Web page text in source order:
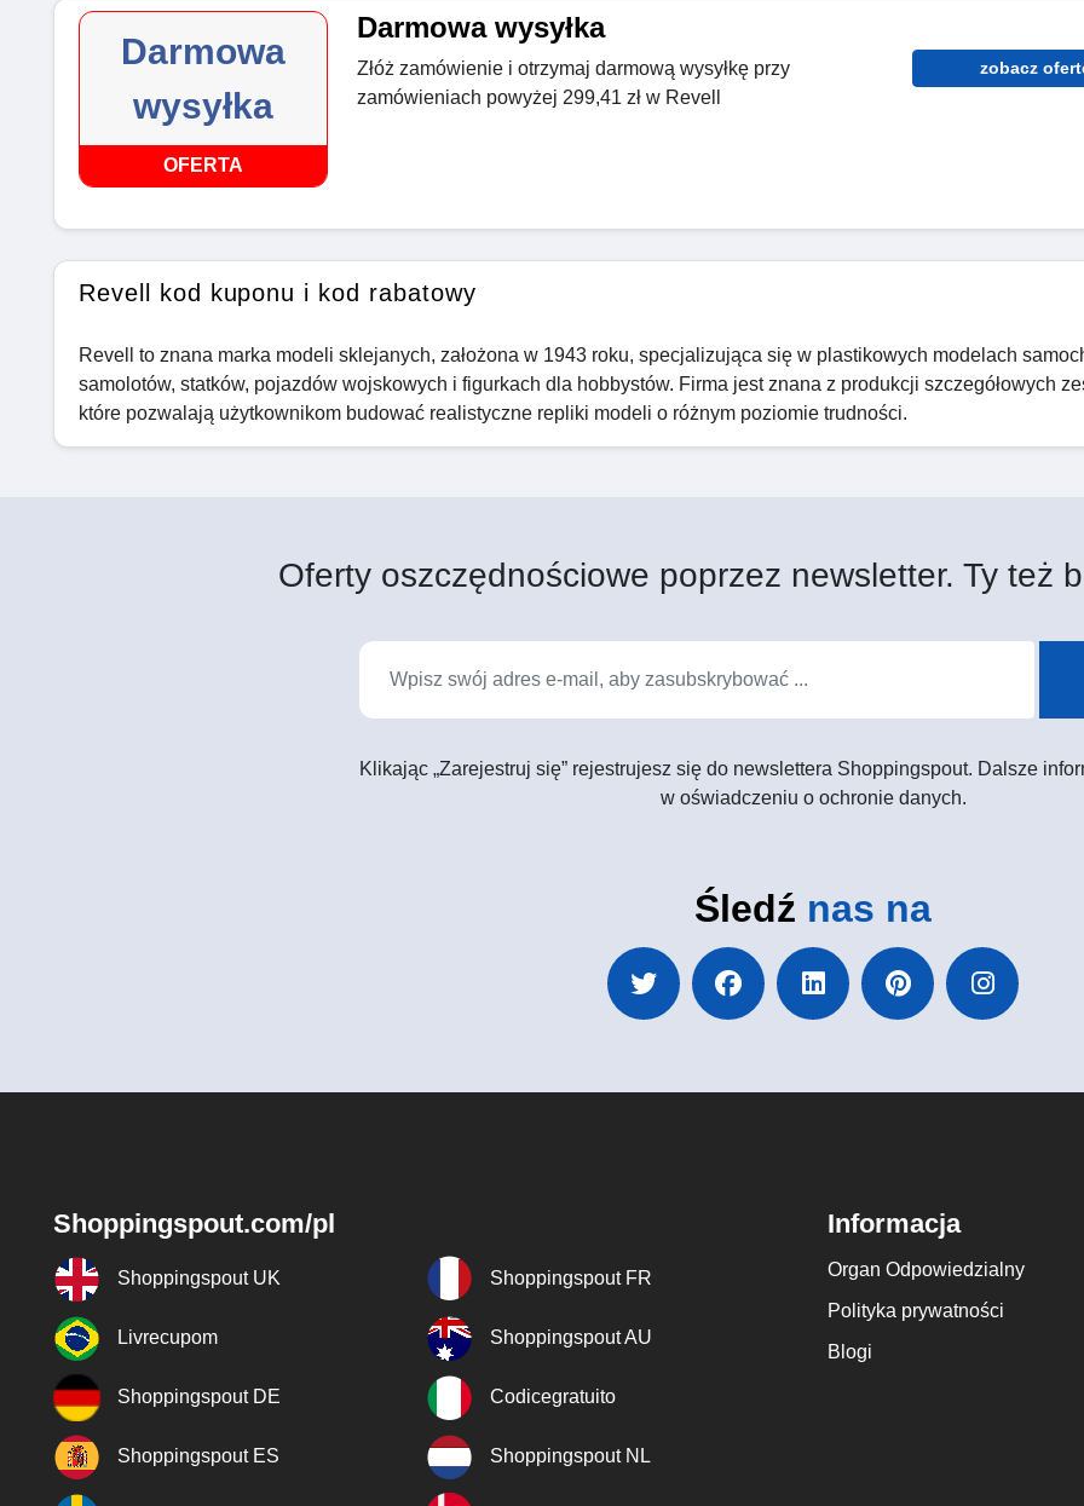
Darmowa
wysyłka
OFERTA
Darmowa wysyłka
Złóż zamówienie i otrzymaj darmową wysyłkę przy
zamówieniach powyżej 299,41 zł w Revell
zobacz
Revell kod kuponu i kod rabatowy
Revell to znana marka modeli sklejanych, założona w 1943 roku, specjalizująca się w plastikowych modelach
samolotów, statków, pojazdów wojskowych i figurkach dla hobbystów. Firma jest znana z produkcji szczegółowych
które pozwalają użytkownikom budować realistyczne repliki modeli o różnym poziomie trudności.
Oferty oszczędnościowe poprzez newsletter. Ty też
Klikając „Zarejestruj się” rejestrujesz się do newslettera Shoppingspout. Dalsze
w oświadczeniu o ochronie danych.
Śledź nas na
Shoppingspout.com/pl
Shoppingspout UK Shoppingspout FR
Livrecupom Shoppingspout AU
Shoppingspout DE Codicegratuito
Shoppingspout ES Shoppingspout NL
Informacja
Organ Odpowiedzialny
Polityka prywatności
Blogi